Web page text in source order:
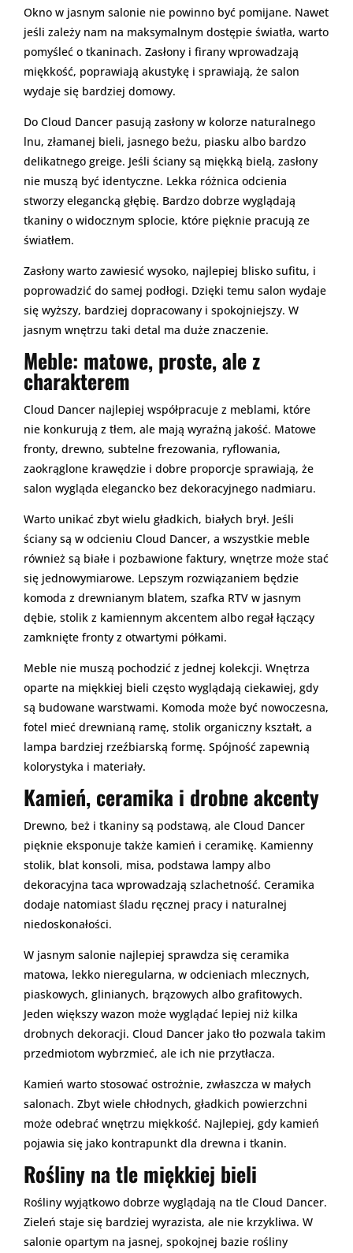
Okno w jasnym salonie nie powinno być pomijane. Nawet
jeśli zależy nam na maksymalnym dostępie światła, warto
pomyśleć o tkaninach. Zasłony i firany wprowadzają
miękkość, poprawiają akustykę i sprawiają, że salon
wydaje się bardziej domowy.
Do Cloud Dancer pasują zasłony w kolorze naturalnego
lnu, złamanej bieli, jasnego beżu, piasku albo bardzo
delikatnego greige. Jeśli ściany są miękką bielą, zasłony
nie muszą być identyczne. Lekka różnica odcienia
stworzy elegancką głębię. Bardzo dobrze wyglądają
tkaniny o widocznym splocie, które pięknie pracują ze
światłem.
Zasłony warto zawiesić wysoko, najlepiej blisko sufitu, i
poprowadzić do samej podłogi. Dzięki temu salon wydaje
się wyższy, bardziej dopracowany i spokojniejszy. W
jasnym wnętrzu taki detal ma duże znaczenie.
Meble: matowe, proste, ale z
charakterem
Cloud Dancer najlepiej współpracuje z meblami, które
nie konkurują z tłem, ale mają wyraźną jakość. Matowe
fronty, drewno, subtelne frezowania, ryflowania,
zaokrąglone krawędzie i dobre proporcje sprawiają, że
salon wygląda elegancko bez dekoracyjnego nadmiaru.
Warto unikać zbyt wielu gładkich, białych brył. Jeśli
ściany są w odcieniu Cloud Dancer, a wszystkie meble
również są białe i pozbawione faktury, wnętrze może stać
się jednowymiarowe. Lepszym rozwiązaniem będzie
komoda z drewnianym blatem, szafka RTV w jasnym
dębie, stolik z kamiennym akcentem albo regał łączący
zamknięte fronty z otwartymi półkami.
Meble nie muszą pochodzić z jednej kolekcji. Wnętrza
oparte na miękkiej bieli często wyglądają ciekawiej, gdy
są budowane warstwami. Komoda może być nowoczesna,
fotel mieć drewnianą ramę, stolik organiczny kształt, a
lampa bardziej rzeźbiarską formę. Spójność zapewnią
kolorystyka i materiały.
Kamień, ceramika i drobne akcenty
Drewno, beż i tkaniny są podstawą, ale Cloud Dancer
pięknie eksponuje także kamień i ceramikę. Kamienny
stolik, blat konsoli, misa, podstawa lampy albo
dekoracyjna taca wprowadzają szlachetność. Ceramika
dodaje natomiast śladu ręcznej pracy i naturalnej
niedoskonałości.
W jasnym salonie najlepiej sprawdza się ceramika
matowa, lekko nieregularna, w odcieniach mlecznych,
piaskowych, glinianych, brązowych albo grafitowych.
Jeden większy wazon może wyglądać lepiej niż kilka
drobnych dekoracji. Cloud Dancer jako tło pozwala takim
przedmiotom wybrzmieć, ale ich nie przytłacza.
Kamień warto stosować ostrożnie, zwłaszcza w małych
salonach. Zbyt wiele chłodnych, gładkich powierzchni
może odebrać wnętrzu miękkość. Najlepiej, gdy kamień
pojawia się jako kontrapunkt dla drewna i tkanin.
Rośliny na tle miękkiej bieli
Rośliny wyjątkowo dobrze wyglądają na tle Cloud Dancer.
Zieleń staje się bardziej wyrazista, ale nie krzykliwa. W
salonie opartym na jasnej, spokojnej bazie rośliny